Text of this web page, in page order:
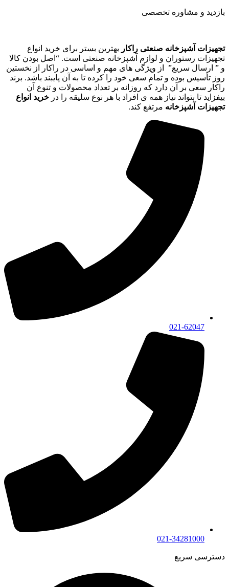
بازدید و مشاوره تخصصی
تجهیزات آشپزخانه صنعتی راکار بهترین بستر برای خرید انواع
تجهیزات رستوران و لوازم آشپزخانه صنعتی است. “اصل بودن کالا
و ” ارسال سریع” از ویژگی های مهم و اساسی در راکار از نخستین
روز تأسیس بوده و تمام سعی خود را کرده تا به آن پایبند باشد. برند
راکار سعی بر آن دارد که روزانه بر تعداد محصولات و تنوع آن
بیفزاید تا بتواند نیاز همه ی افراد با هر نوع سلیقه را در خرید انواع
تجهیزات آشپزخانه مرتفع کند.
021-62047
021-34281000
دسترسی سریع